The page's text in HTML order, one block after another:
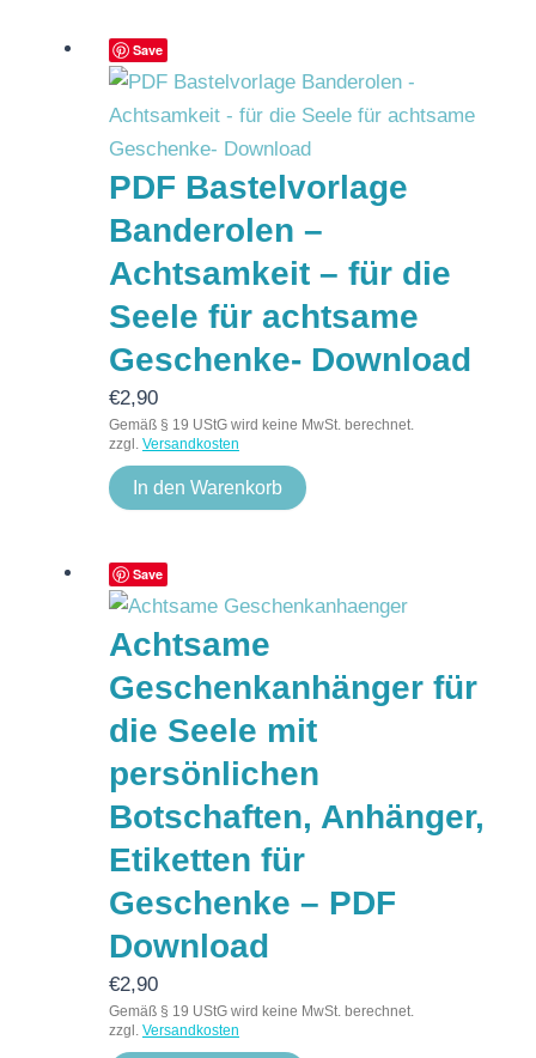
Save
PDF Bastelvorlage
Banderolen –
Achtsamkeit – für die
Seele für achtsame
Geschenke- Download
€2,90
Gemäß § 19 UStG wird keine MwSt. berechnet.
zzgl. Versandkosten
In den Warenkorb
Save
Achtsame
Geschenkanhänger für
die Seele mit
persönlichen
Botschaften, Anhänger,
Etiketten für
Geschenke – PDF
Download
€2,90
Gemäß § 19 UStG wird keine MwSt. berechnet.
zzgl. Versandkosten